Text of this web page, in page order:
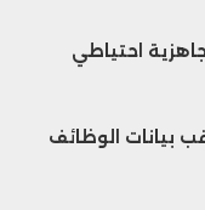
احتياطي
بيانات الوظائف